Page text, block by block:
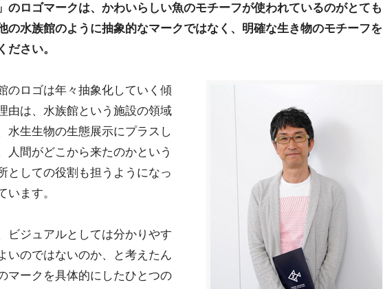
ロゴマークは、かわいらしい魚のモチーフが使われているのがとても
の水族館のように抽象的なマークではなく、明確な生き物のモチーフを
ださい。
のロゴは年々抽象化していく傾
由は、水族館という施設の領域
水生生物の生態展示にプラスし
人間がどこから来たのかという
としての役割も担うようになっ
います。
ビジュアルとしては分かりやす
いのではないのか、と考えたん
マークを具体的にしたひとつの